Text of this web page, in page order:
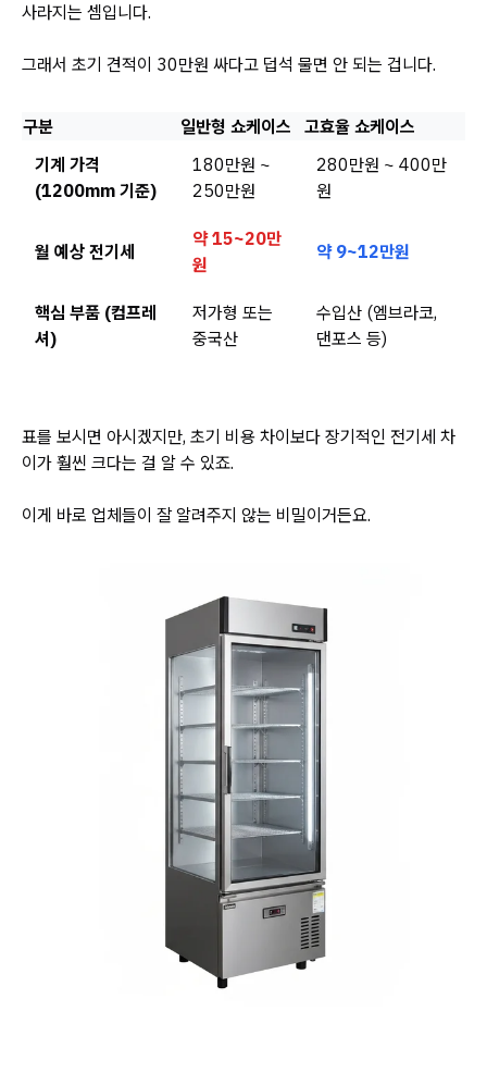
사라지는 셈입니다.
그래서 초기 견적이 30만원 싸다고 덥석 물면 안 되는 겁니다.
구분 일반형 쇼케이스
고효율 쇼케이스
기계 가격
(1200mm 기준)
180만원 ~
250만원
280만원 ~ 400만
원
월 예상 전기세
약 15~20만
원
약 9~12만원
핵심 부품 (컴프레
셔)
저가형 또는
중국산
수입산 (엠브라코,
댄포스 등)
표를 보시면 아시겠지만, 초기 비용 차이보다 장기적인 전기세 차
이가 훨씬 크다는 걸 알 수 있죠.
이게 바로 업체들이 잘 알려주지 않는 비밀이거든요.